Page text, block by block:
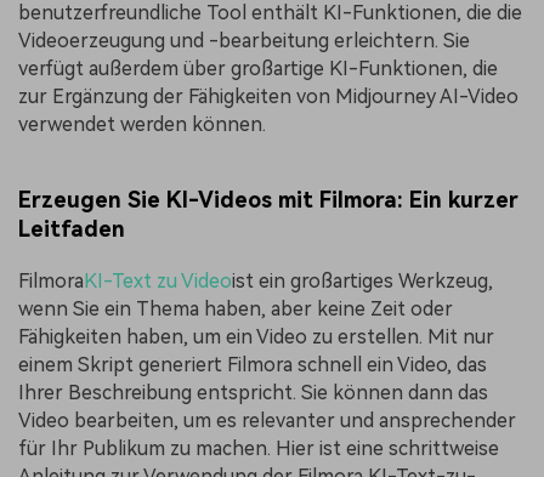
benutzerfreundliche Tool enthält KI-Funktionen, die die
Videoerzeugung und -bearbeitung erleichtern. Sie
verfügt außerdem über großartige KI-Funktionen, die
zur Ergänzung der Fähigkeiten von Midjourney AI-Video
verwendet werden können.
Erzeugen Sie KI-Videos mit Filmora: Ein kurzer
Leitfaden
FilmoraKI-Text zu Videoist ein großartiges Werkzeug,
wenn Sie ein Thema haben, aber keine Zeit oder
Fähigkeiten haben, um ein Video zu erstellen. Mit nur
einem Skript generiert Filmora schnell ein Video, das
Ihrer Beschreibung entspricht. Sie können dann das
Video bearbeiten, um es relevanter und ansprechender
für Ihr Publikum zu machen. Hier ist eine schrittweise